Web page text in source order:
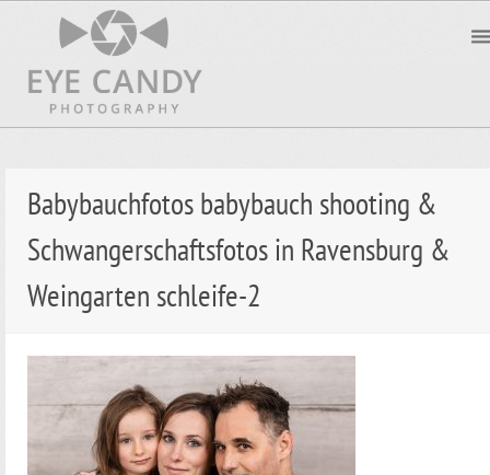
Babybauchfotos babybauch shooting &
Schwangerschaftsfotos in Ravensburg &
Weingarten schleife-2